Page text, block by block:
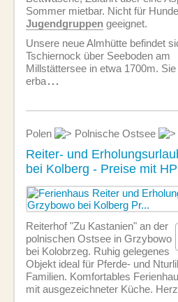
Sommer mietbar. Nicht für
Jugendgruppen geeignet.
Unsere neue Almhütte befindet
Tschiernock über Seeboden am
Millstättersee in etwa 1700m.
erba...
Polen Polnische Ostsee
Reiter- und
bei Kolberg - Preise mit HP
Reiterhof "Zu Kastanien" an der
polnischen Ostsee in Grzybowo
bei Kolobrzeg. Ruhig gelegenes
Objekt ideal für Pferde- und
Familien. Komfortables
mit ausgezeichneter Küche.